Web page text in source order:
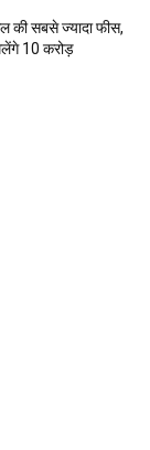
की सबसे ज्यादा फीस,
10 करोड़